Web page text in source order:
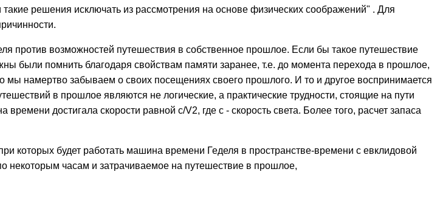
решения исключать из рассмотрения на основе физических соображений" . Для
против возможностей путешествия в собственное прошлое. Если бы такое путешествие
были помнить благодаря свойствам памяти заранее, т.е. до момента перехода в прошлое,
мы намертво забываем о своих посещениях своего прошлого. И то и другое воспринимается
в прошлое являются не логические, а практические трудности, стоящие на пути
достигала скорости равной c/V2, где c - скорость света. Более того, расчет запаса
которых будет работать машина времени Геделя в пространстве-времени с евклидовой
часам и затрачиваемое на путешествие в прошлое,